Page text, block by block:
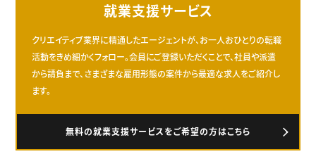
就業支援サービス
クリエイティブ業界に精通したエージェントが、お一人おひとりの転職
活動をきめ細かくフォロー。会員にご登録いただくことで、社員や派遣
から請負まで、さまざまな雇用形態の案件から最適な求人をご紹介し
ます。
無料の就業支援サービスをご希望の方はこちら